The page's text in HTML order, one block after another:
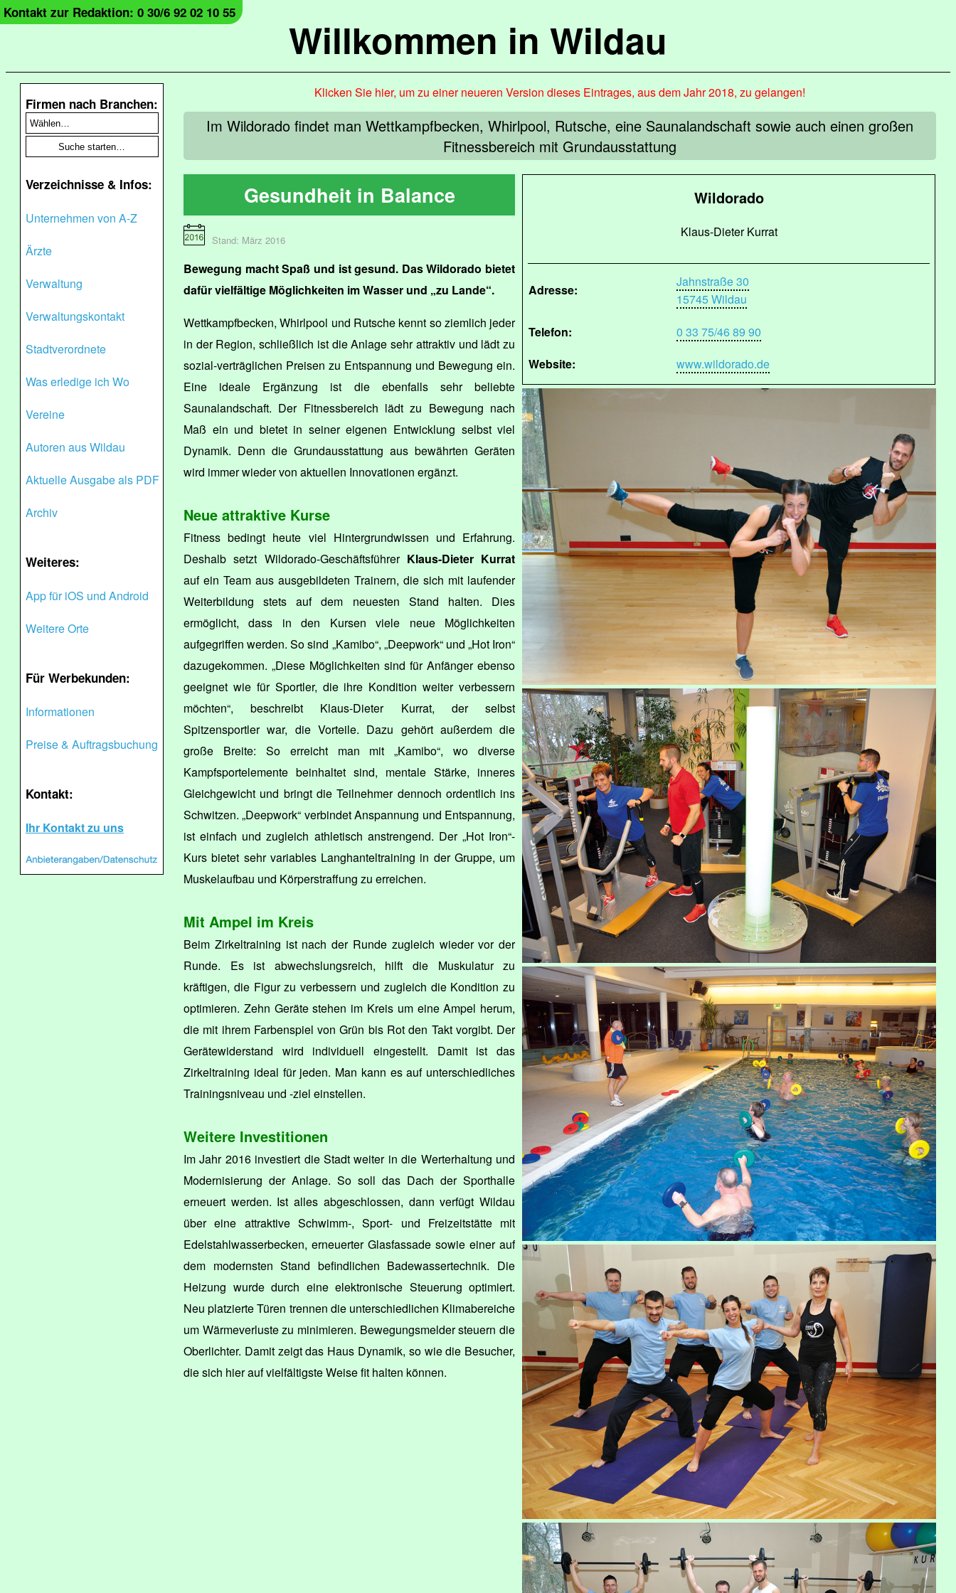
Willkommen in Wildau
Kontakt zur Redaktion: 0 30/6 92 02 10 55
Firmen nach Branchen:
Verzeichnisse & Infos:
Unternehmen von A-Z
Ärzte
Verwaltung
Verwaltungskontakt
Stadtverordnete
Was erledige ich Wo
Vereine
Autoren aus Wildau
Aktuelle Ausgabe als PDF
Archiv
Weiteres:
App für iOS und Android
Weitere Orte
Für Werbekunden:
Informationen
Preise & Auftragsbuchung
Kontakt:
Ihr Kontakt zu uns
Klicken Sie hier, um zu einer neueren Version dieses Eintrages, aus dem Jahr 2018, zu gelangen!
Im Wildorado findet man Wettkampfbecken, Whirlpool, Rutsche, eine Saunalandschaft sowie auch einen großen
Fitnessbereich mit Grundausstattung
Wildorado
Klaus-Dieter Kurrat
Adresse:
Jahnstraße 30
15745 Wildau
Telefon:
0 33 75/46 89 90
Website:
www.wildorado.de
Gesundheit in Balance
Stand: März 2016
Bewegung macht Spaß und ist gesund. Das Wildorado bietet
dafür vielfältige Möglichkeiten im Wasser und „zu Lande“.
Wettkampfbecken, Whirlpool und Rutsche kennt so ziemlich jeder
in der Region, schließlich ist die Anlage sehr attraktiv und lädt zu
sozial-verträglichen Preisen zu Entspannung und Bewegung ein.
Eine ideale Ergänzung ist die ebenfalls sehr beliebte
Saunalandschaft. Der Fitnessbereich lädt zu Bewegung nach
Maß ein und bietet in seiner eigenen Entwicklung selbst viel
Dynamik. Denn die Grundausstattung aus bewährten Geräten
wird immer wieder von aktuellen Innovationen ergänzt.
Neue attraktive Kurse
Fitness bedingt heute viel Hintergrundwissen und Erfahrung.
Deshalb setzt Wildorado-Geschäftsführer Klaus-Dieter Kurrat
auf ein Team aus ausgebildeten Trainern, die sich mit laufender
Weiterbildung stets auf dem neuesten Stand halten. Dies
ermöglicht, dass in den Kursen viele neue Möglichkeiten
aufgegriffen werden. So sind „Kamibo“, „Deepwork“ und „Hot Iron“
dazugekommen. „Diese Möglichkeiten sind für Anfänger ebenso
geeignet wie für Sportler, die ihre Kondition weiter verbessern
möchten“, beschreibt Klaus-Dieter Kurrat, der selbst
Spitzensportler war, die Vorteile. Dazu gehört außerdem die
große Breite: So erreicht man mit „Kamibo“, wo diverse
Kampfsportelemente beinhaltet sind, mentale Stärke, inneres
Gleichgewicht und bringt die Teilnehmer dennoch ordentlich ins
Schwitzen. „Deepwork“ verbindet Anspannung und Entspannung,
ist einfach und zugleich athletisch anstrengend. Der „Hot Iron“-
Kurs bietet sehr variables Langhanteltraining in der Gruppe, um
Muskelaufbau und Körperstraffung zu erreichen.
Mit Ampel im Kreis
Beim Zirkeltraining ist nach der Runde zugleich wieder vor der
Runde. Es ist abwechslungsreich, hilft die Muskulatur zu
kräftigen, die Figur zu verbessern und zugleich die Kondition zu
optimieren. Zehn Geräte stehen im Kreis um eine Ampel herum,
die mit ihrem Farbenspiel von Grün bis Rot den Takt vorgibt. Der
Gerätewiderstand wird individuell eingestellt. Damit ist das
Zirkeltraining ideal für jeden. Man kann es auf unterschiedliches
Trainingsniveau und -ziel einstellen.
Weitere Investitionen
Im Jahr 2016 investiert die Stadt weiter in die Werterhaltung und
Modernisierung der Anlage. So soll das Dach der Sporthalle
erneuert werden. Ist alles abgeschlossen, dann verfügt Wildau
über eine attraktive Schwimm-, Sport- und Freizeitstätte mit
Edelstahlwasserbecken, erneuerter Glasfassade sowie einer auf
dem modernsten Stand befindlichen Badewassertechnik. Die
Heizung wurde durch eine elektronische Steuerung optimiert.
Neu platzierte Türen trennen die unterschiedlichen Klimabereiche
um Wärmeverluste zu minimieren. Bewegungsmelder steuern die
Oberlichter. Damit zeigt das Haus Dynamik, so wie die Besucher,
die sich hier auf vielfältigste Weise fit halten können.